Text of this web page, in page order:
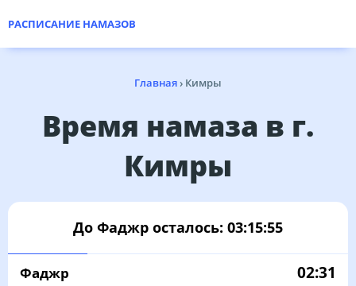
РАСПИСАНИЕ НАМАЗОВ
Главная› Кимры
Время намаза в г.
Кимры
До Фаджр осталось: 03:15:55
Фаджр 02:31